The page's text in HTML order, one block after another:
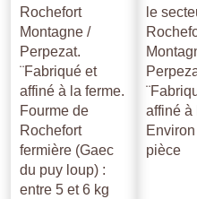
Rochefort
Montagne /
Perpezat.
¨Fabriqué et
affiné à la ferme.
Fourme de
Rochefort
fermière (Gaec
du puy loup) :
entre 5 et 6 kg
le
affiné à
pièce